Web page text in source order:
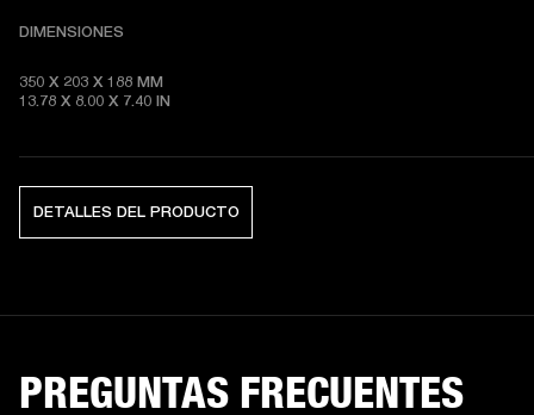
DIMENSIONES
350 X 203 X 188 MM
13.78 X 8.00 X 7.40 IN
DETALLES DEL PRODUCTO
PREGUNTAS FRECUENTES